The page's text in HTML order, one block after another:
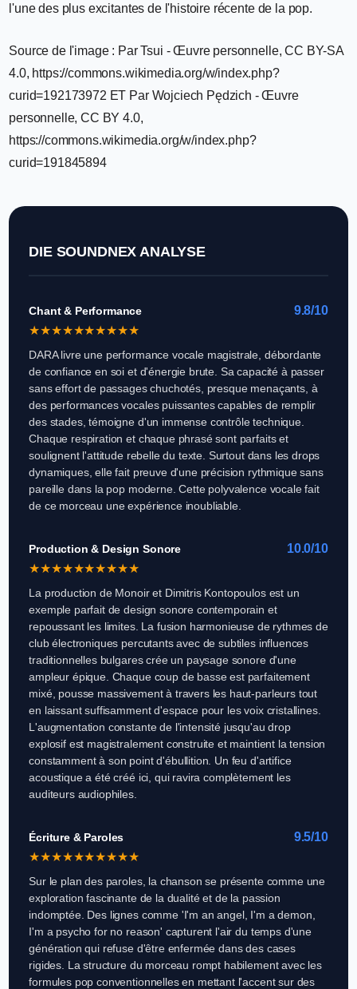
l'une des plus excitantes de l'histoire récente de la pop.
Source de l'image : Par Tsui - Œuvre personnelle, CC BY-SA
4.0, https://commons.wikimedia.org/w/index.php?
curid=192173972 ET Par Wojciech Pędzich - Œuvre
personnelle, CC BY 4.0,
https://commons.wikimedia.org/w/index.php?
curid=191845894
DIE SOUNDNEX ANALYSE
Chant & Performance
9.8/10
★★★★★★★★★★
DARA livre une performance vocale magistrale, débordante
de confiance en soi et d'énergie brute. Sa capacité à passer
sans effort de passages chuchotés, presque menaçants, à
des performances vocales puissantes capables de remplir
des stades, témoigne d'un immense contrôle technique.
Chaque respiration et chaque phrasé sont parfaits et
soulignent l'attitude rebelle du texte. Surtout dans les drops
dynamiques, elle fait preuve d'une précision rythmique sans
pareille dans la pop moderne. Cette polyvalence vocale fait
de ce morceau une expérience inoubliable.
Production & Design Sonore
10.0/10
★★★★★★★★★★
La production de Monoir et Dimitris Kontopoulos est un
exemple parfait de design sonore contemporain et
repoussant les limites. La fusion harmonieuse de rythmes de
club électroniques percutants avec de subtiles influences
traditionnelles bulgares crée un paysage sonore d'une
ampleur épique. Chaque coup de basse est parfaitement
mixé, pousse massivement à travers les haut-parleurs tout
en laissant suffisamment d'espace pour les voix cristallines.
L'augmentation constante de l'intensité jusqu'au drop
explosif est magistralement construite et maintient la tension
constamment à son point d'ébullition. Un feu d'artifice
acoustique a été créé ici, qui ravira complètement les
auditeurs audiophiles.
Écriture & Paroles
9.5/10
★★★★★★★★★★
Sur le plan des paroles, la chanson se présente comme une
exploration fascinante de la dualité et de la passion
indomptée. Des lignes comme 'I'm an angel, I'm a demon,
I'm a psycho for no reason' capturent l'air du temps d'une
génération qui refuse d'être enfermée dans des cases
rigides. La structure du morceau rompt habilement avec les
formules pop conventionnelles en mettant l'accent sur des